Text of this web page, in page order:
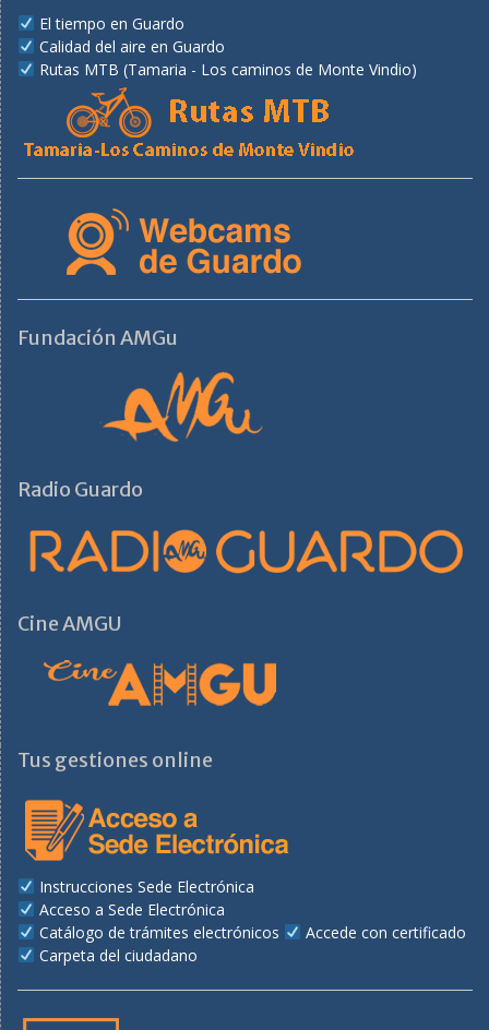
El tiempo en Guardo
Calidad del aire en Guardo
Rutas MTB (Tamaria - Los caminos de Monte Vindio)
Fundación AMGu
Radio Guardo
Cine AMGU
Tus gestiones online
Instrucciones Sede Electrónica
Acceso a Sede Electrónica
Catálogo de trámites electrónicos
Accede con certificado
Carpeta del ciudadano